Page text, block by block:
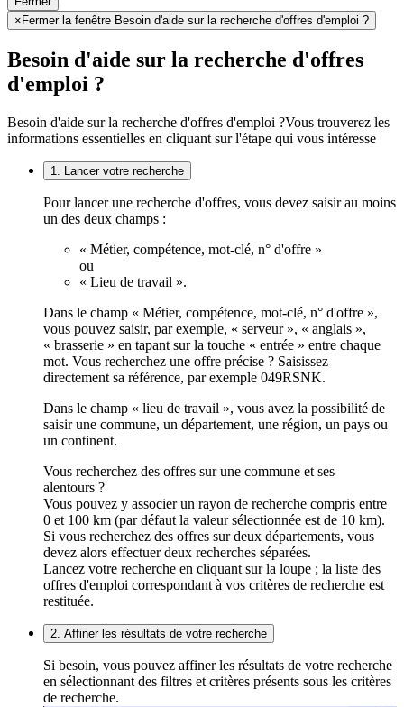
× Fermer la fenêtre Besoin d'aide sur la recherche d'offres d'emploi ?
Besoin d'aide sur la recherche d'offres
d'emploi ?
Besoin d'aide sur la recherche d'offres d'emploi ?Vous trouverez les
informations essentielles en cliquant sur l'étape qui vous intéresse
1. Lancer votre recherche
Pour lancer une recherche d'offres, vous devez saisir au moins
un des deux champs :
« Métier, compétence, mot-clé, n° d'offre »
ou
« Lieu de travail ».
Dans le champ « Métier, compétence, mot-clé, n° d'offre »,
vous pouvez saisir, par exemple, « serveur », « anglais »,
« brasserie » en tapant sur la touche « entrée » entre chaque
mot. Vous recherchez une offre précise ? Saisissez
directement sa référence, par exemple 049RSNK.
Dans le champ « lieu de travail », vous avez la possibilité de
saisir une commune, un département, une région, un pays ou
un continent.
Vous recherchez des offres sur une commune et ses
alentours ?
Vous pouvez y associer un rayon de recherche compris entre
0 et 100 km (par défaut la valeur sélectionnée est de 10 km).
Si vous recherchez des offres sur deux départements, vous
devez alors effectuer deux recherches séparées.
Lancez votre recherche en cliquant sur la loupe ; la liste des
offres d'emploi correspondant à vos critères de recherche est
restituée.
2. Affiner les résultats de votre recherche
Si besoin, vous pouvez affiner les résultats de votre recherche
en sélectionnant des filtres et critères présents sous les critères
de recherche.